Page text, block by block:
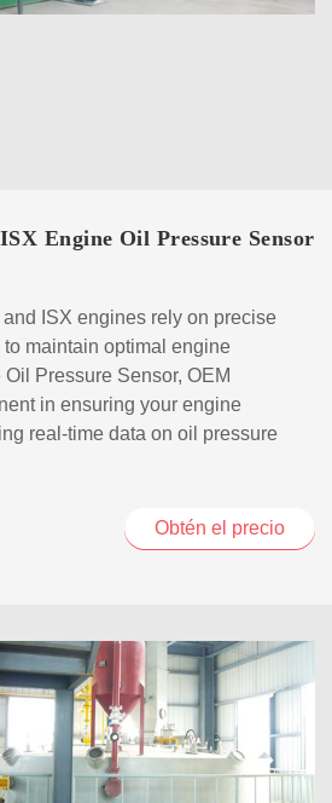
Engine Oil Pressure Sensor
ISX engines rely on precise
maintain optimal engine
Pressure Sensor, OEM
in ensuring your engine
real-time data on oil pressure
Obtén el precio